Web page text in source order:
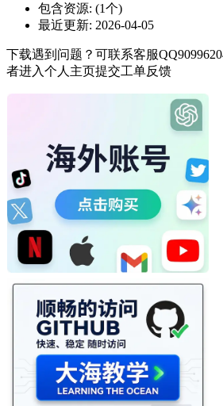
包含资源: (1个)
最近更新: 2026-04-05
下载遇到问题？可联系客服
者进入个人主页提交工单反馈